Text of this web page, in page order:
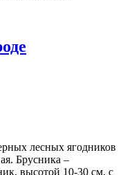
лесных ягодников
Брусника –
высотой 10-30 см, с